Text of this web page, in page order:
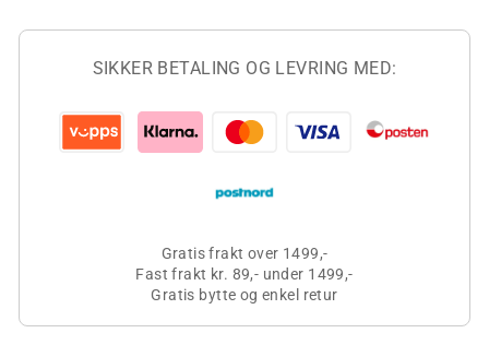
SIKKER BETALING OG LEVRING MED:
Gratis frakt over 1499,-
Fast frakt kr. 89,- under 1499,-
Gratis bytte og enkel retur